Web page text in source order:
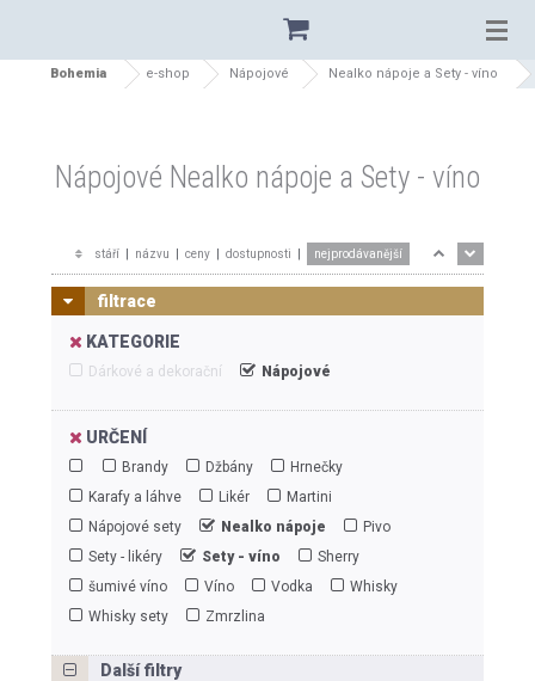
Bohemia e-shop Nápojové Nealko nápoje a Sety - víno
Nápojové Nealko nápoje a Sety - víno
stáří názvu ceny dostupnosti nejprodávanější
filtrace
KATEGORIE
Dárkové a dekorační Nápojové
URČENÍ
Brandy Džbány
Hrnečky
Karafy a láhve
Likér
Martini
Nápojové sety
Nealko nápoje
Pivo
Sety - likéry
Sety - víno
Sherry
šumivé víno
Víno Vodka
Whisky
Whisky sety
Zmrzlina
Další filtry